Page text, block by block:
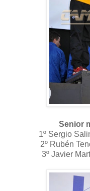
Senior
1º Sergio
2º Rubén
3º Javier